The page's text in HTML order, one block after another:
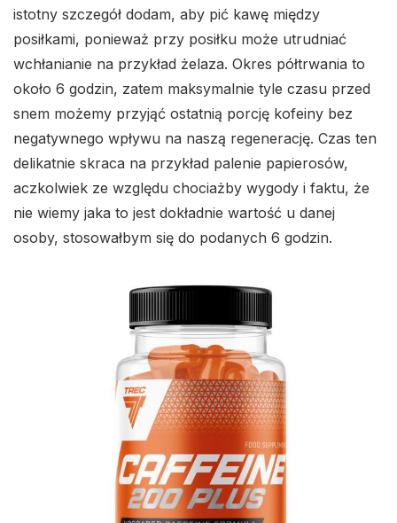
istotny szczegół dodam, aby pić kawę między
posiłkami, ponieważ przy posiłku może utrudniać
wchłanianie na przykład żelaza. Okres półtrwania to
około 6 godzin, zatem maksymalnie tyle czasu przed
snem możemy przyjąć ostatnią porcję kofeiny bez
negatywnego wpływu na naszą regenerację. Czas ten
delikatnie skraca na przykład palenie papierosów,
aczkolwiek ze względu chociażby wygody i faktu, że
nie wiemy jaka to jest dokładnie wartość u danej
osoby, stosowałbym się do podanych 6 godzin.